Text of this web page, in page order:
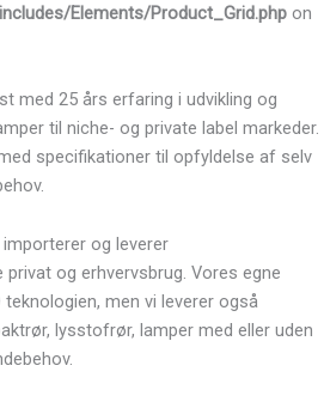
Elements/Product_Grid.php on
med 25 års erfaring i udvikling og
til niche- og private label markeder.
specifikationer til opfyldelse af selv
importerer og leverer
privat og erhvervsbrug. Vores egne
men vi leverer også
lysstofrør, lamper med eller uden